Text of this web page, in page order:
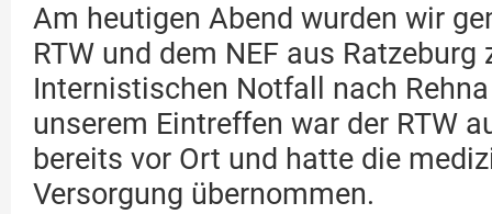
Am heutigen Abend wurden wir
RTW und dem NEF aus Ratzeburg
Internistischen Notfall nach
unserem Eintreffen war der RTW
bereits vor Ort und hatte die
Versorgung übernommen.